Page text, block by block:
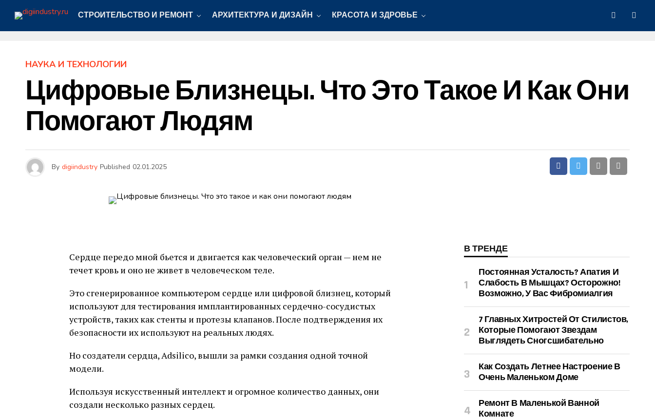
СТРОИТЕЛЬСТВО И РЕМОНТ АРХИТЕКТУРА И ДИЗАЙН КРАСОТА И ЗДРОВЬЕ
НАУКА И ТЕХНОЛОГИИ
Цифровые Близнецы. Что Это Такое И Как Они
Помогают Людям
By digiindustry Published 02.01.2025
Сердце передо мной бьется и двигается как человеческий орган — нем не
течет кровь и оно не живет в человеческом теле.
Это сгенерированное компьютером сердце или цифровой близнец, который
используют для тестирования имплантированных сердечно-сосудистых
устройств, таких как стенты и протезы клапанов. После подтверждения их
безопасности их используют на реальных людях.
Но создатели сердца, Adsilico, вышли за рамки создания одной точной
модели.
Используя искусственный интеллект и огромное количество данных, они
создали несколько разных сердец.
В ТРЕНДЕ
Постоянная Усталость? Апатия И
Слабость В Мышцах? Осторожно!
Возможно, У Вас Фибромиалгия
7 Главных Хитростей От Стилистов,
Которые Помогают Звездам
Выглядеть Сногсшибательно
Как Создать Летнее Настроение В
Очень Маленьком Доме
Ремонт В Маленькой Ванной
Комнате